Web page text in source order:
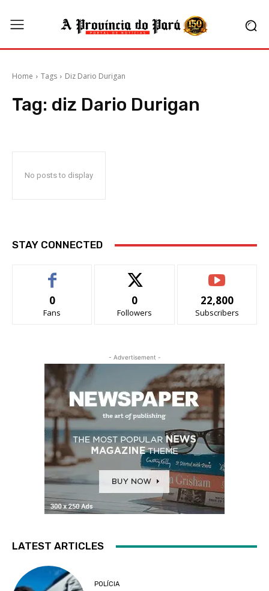
Home Tags Diz Dario Durigan
Tag: diz Dario Durigan
No posts to display
STAY CONNECTED
0
Fans
0
Followers
22,800
Subscribers
- Advertisement -
LATEST ARTICLES
POLÍCIA